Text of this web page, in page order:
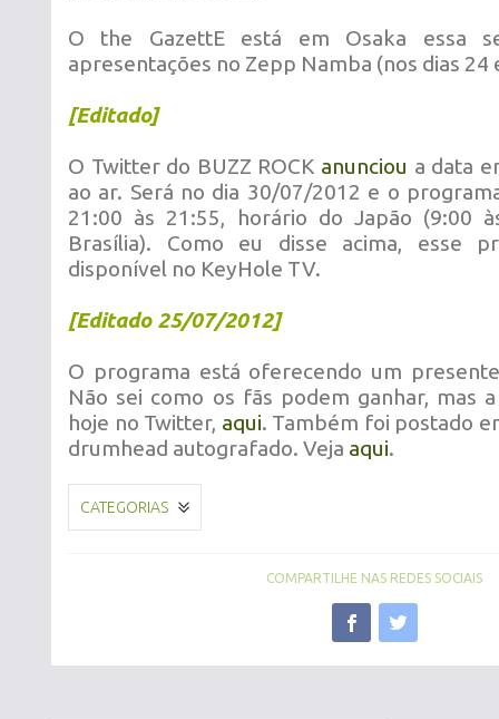
O the GazettE está em Osaka essa
apresentações no Zepp Namba (nos dias 24
[Editado]
O Twitter do BUZZ ROCK anunciou a data
ao ar. Será no dia 30/07/2012 e o
21:00 às 21:55, horário do Japão (9:00
Brasília). Como eu disse acima, esse
disponível no KeyHole TV.
[Editado 25/07/2012]
O programa está oferecendo um
Não sei como os fãs podem ganhar, mas
hoje no Twitter, aqui. Também foi postado
drumhead autografado. Veja aqui.
CATEGORIAS
COMPARTILHE NAS REDES SOCIAIS